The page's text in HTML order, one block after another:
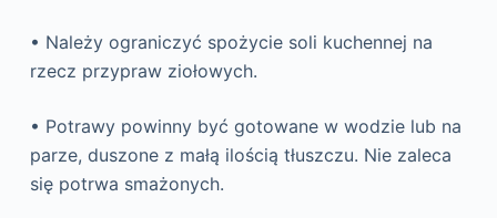
• Należy ograniczyć spożycie soli kuchennej na
rzecz przypraw ziołowych.
• Potrawy powinny być gotowane w wodzie lub na
parze, duszone z małą ilością tłuszczu. Nie zaleca
się potrwa smażonych.